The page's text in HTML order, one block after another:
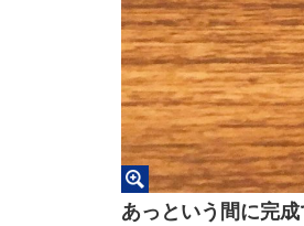
あっという間に完